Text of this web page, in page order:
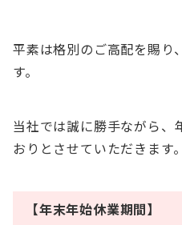
平素は格別のご高配を賜り
す。
当社では誠に勝手ながら、
おりとさせていただきます。
【年末年始休業期間】